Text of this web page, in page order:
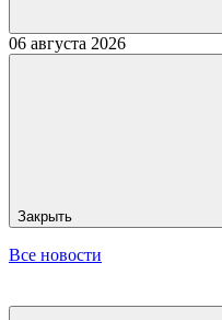
06 августа 2026
Закрыть
Все новости